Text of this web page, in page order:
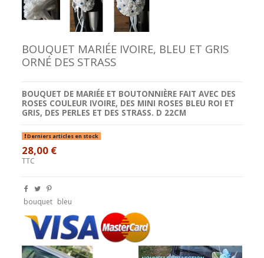
BOUQUET MARIÉE IVOIRE, BLEU ET GRIS
ORNÉ DES STRASS
BOUQUET DE MARIÉE ET BOUTONNIÈRE FAIT AVEC DES
ROSES COULEUR IVOIRE, DES MINI ROSES BLEU ROI ET
GRIS, DES PERLES ET DES STRASS. D 22CM
Derniers articles en stock
28,00 €
TTC
bouquet bleu